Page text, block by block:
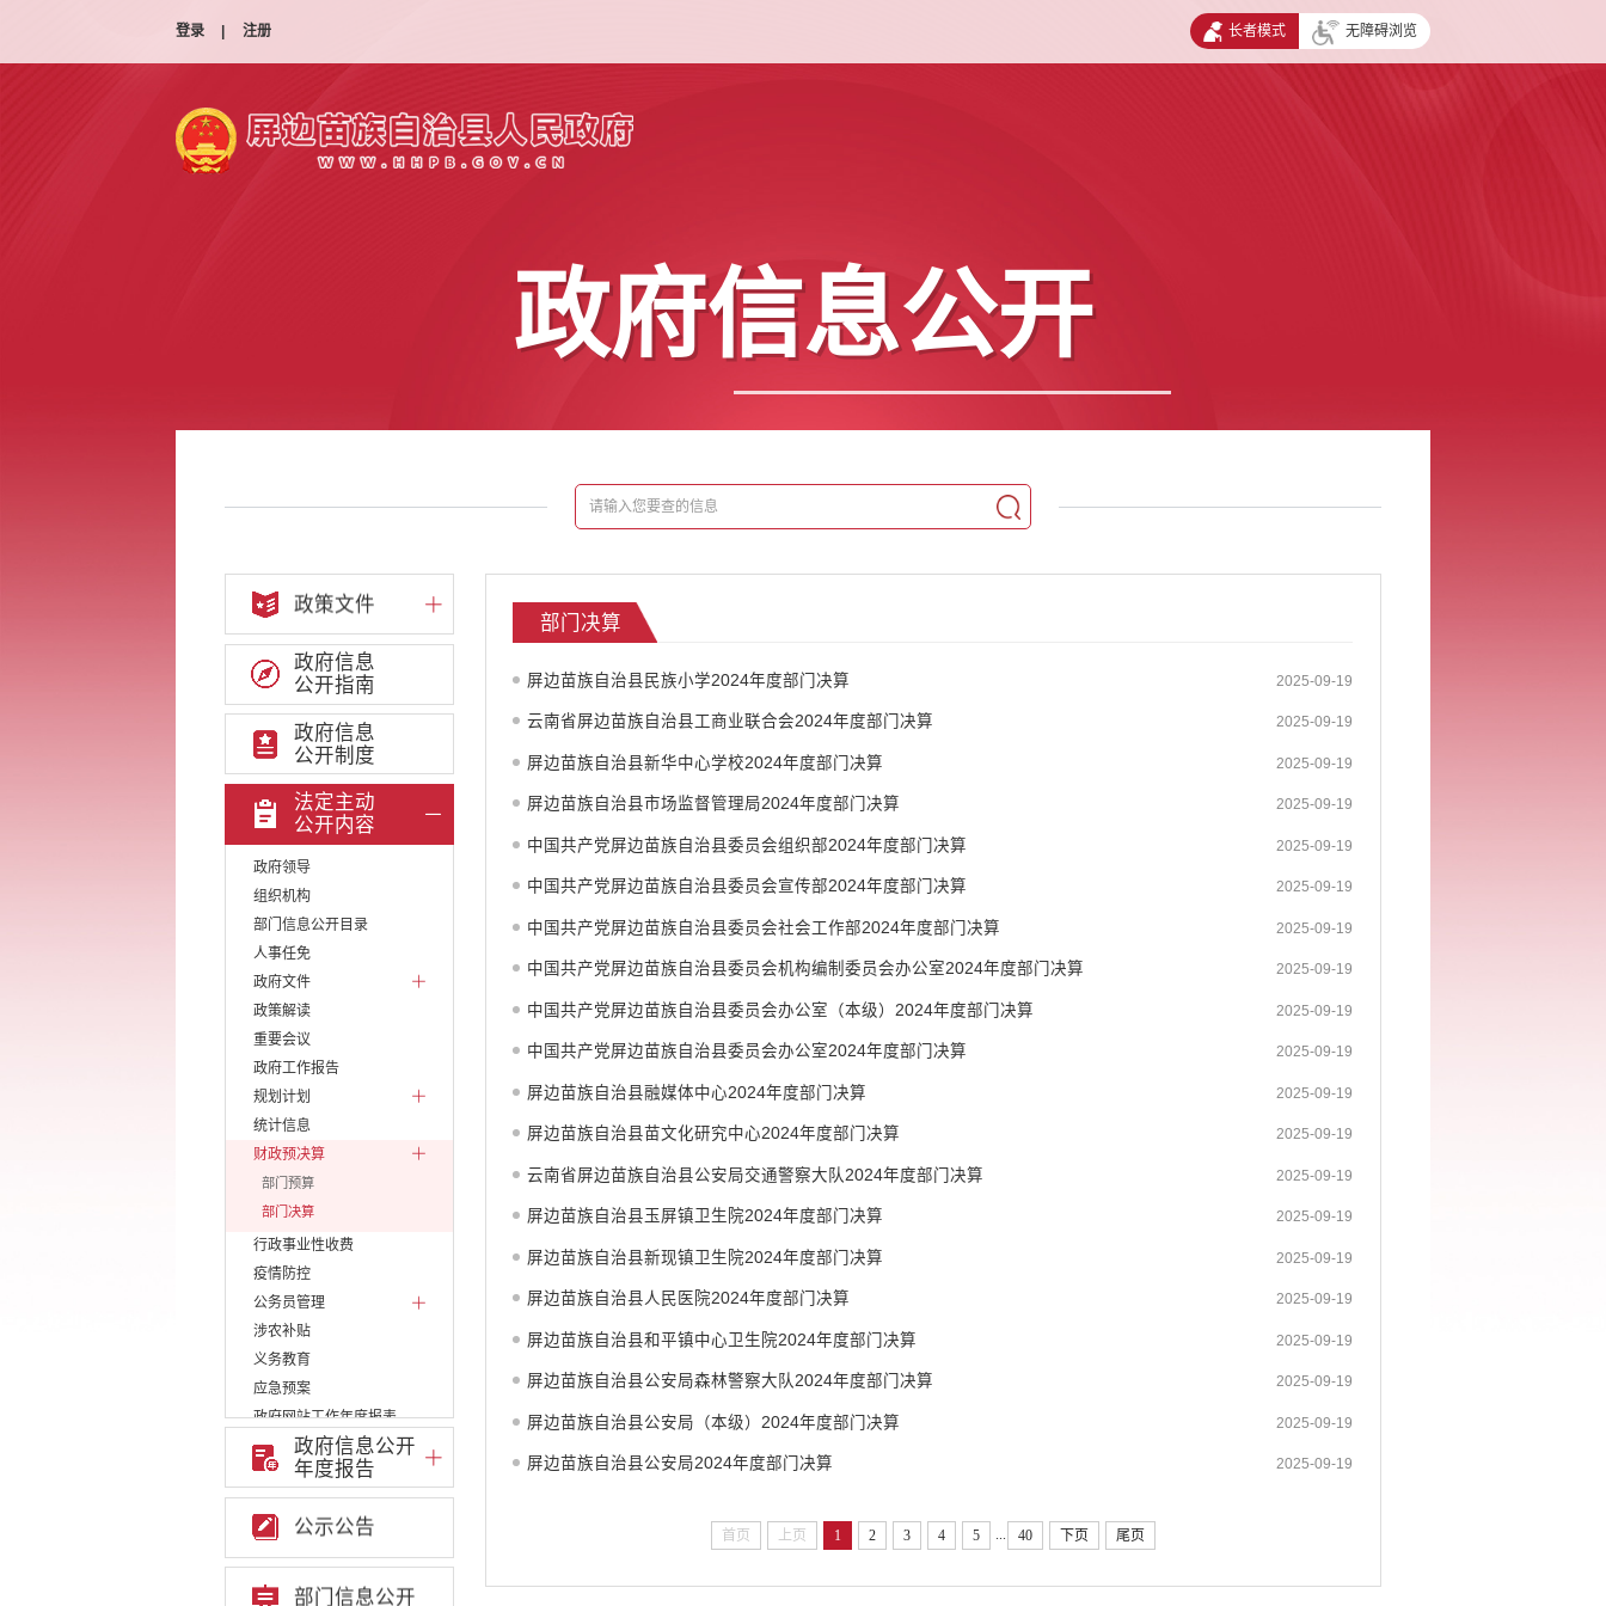
登录 注册 长者模式 无障碍浏览
政府信息公开
政策文件
政府信息
公开指南
政府信息
公开制度
法定主动
公开内容
政府领导
组织机构
部门信息公开目录
人事任免
政府文件
政策解读
重要会议
政府工作报告
规划计划
统计信息
财政预决算
部门预算
部门决算
行政事业性收费
疫情防控
公务员管理
涉农补贴
义务教育
应急预案
政府网站工作年度报表
重大决策
重点领域信息公开
权责清单
行政许可
行政处罚和行政强制
建议提案办理答复
政府信息公开
年度报告
公示公告
部门信息公开
部门决算
屏边苗族自治县民族小学2024年度部门决算 2025-09-19
云南省屏边苗族自治县工商业联合会2024年度部门决算 2025-09-19
屏边苗族自治县新华中心学校2024年度部门决算 2025-09-19
屏边苗族自治县市场监督管理局2024年度部门决算 2025-09-19
中国共产党屏边苗族自治县委员会组织部2024年度部门决算 2025-09-19
中国共产党屏边苗族自治县委员会宣传部2024年度部门决算 2025-09-19
中国共产党屏边苗族自治县委员会社会工作部2024年度部门决算 2025-09-19
中国共产党屏边苗族自治县委员会机构编制委员会办公室2024年度部门决算 2025-09-19
中国共产党屏边苗族自治县委员会办公室（本级）2024年度部门决算 2025-09-19
中国共产党屏边苗族自治县委员会办公室2024年度部门决算 2025-09-19
屏边苗族自治县融媒体中心2024年度部门决算 2025-09-19
屏边苗族自治县苗文化研究中心2024年度部门决算 2025-09-19
云南省屏边苗族自治县公安局交通警察大队2024年度部门决算 2025-09-19
屏边苗族自治县玉屏镇卫生院2024年度部门决算 2025-09-19
屏边苗族自治县新现镇卫生院2024年度部门决算 2025-09-19
屏边苗族自治县人民医院2024年度部门决算 2025-09-19
屏边苗族自治县和平镇中心卫生院2024年度部门决算 2025-09-19
屏边苗族自治县公安局森林警察大队2024年度部门决算 2025-09-19
屏边苗族自治县公安局（本级）2024年度部门决算 2025-09-19
屏边苗族自治县公安局2024年度部门决算 2025-09-19
首页 上页 1 2 3 4 5 ... 40 下页 尾页